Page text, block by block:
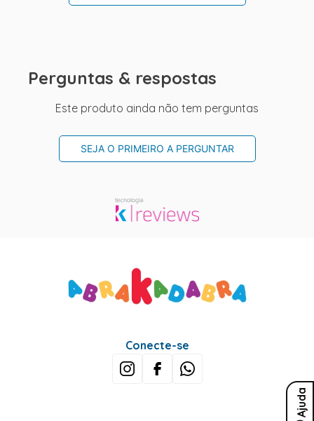
Perguntas & respostas
Este produto ainda não tem perguntas
SEJA O PRIMEIRO A PERGUNTAR
Ajuda
Conecte-se